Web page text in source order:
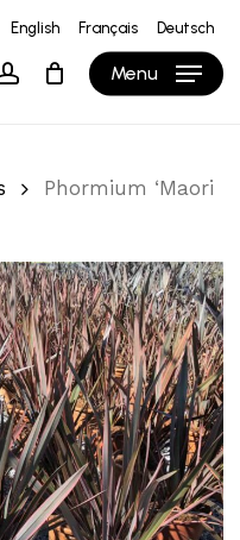
English Français Deutsch
account Menu
Close
Cart
Phormium ‘Maori